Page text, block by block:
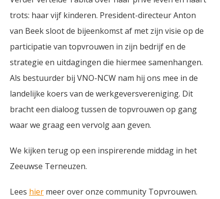
trots: haar vijf kinderen. President-directeur Anton
van Beek sloot de bijeenkomst af met zijn visie op de
participatie van topvrouwen in zijn bedrijf en de
strategie en uitdagingen die hiermee samenhangen.
Als bestuurder bij VNO-NCW nam hij ons mee in de
landelijke koers van de werkgeversvereniging. Dit
bracht een dialoog tussen de topvrouwen op gang
waar we graag een vervolg aan geven.
We kijken terug op een inspirerende middag in het
Zeeuwse Terneuzen.
Lees hier meer over onze community Topvrouwen.